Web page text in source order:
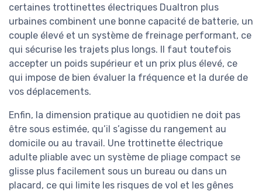
certaines trottinettes électriques Dualtron plus
urbaines combinent une bonne capacité de batterie, un
couple élevé et un système de freinage performant, ce
qui sécurise les trajets plus longs. Il faut toutefois
accepter un poids supérieur et un prix plus élevé, ce
qui impose de bien évaluer la fréquence et la durée de
vos déplacements.
Enfin, la dimension pratique au quotidien ne doit pas
être sous estimée, qu’il s’agisse du rangement au
domicile ou au travail. Une trottinette électrique
adulte pliable avec un système de pliage compact se
glisse plus facilement sous un bureau ou dans un
placard, ce qui limite les risques de vol et les gênes